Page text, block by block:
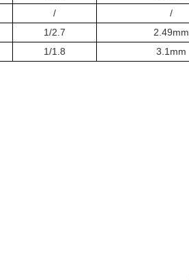
/ /
1/2.7 2.49mm
1/1.8 3.1mm